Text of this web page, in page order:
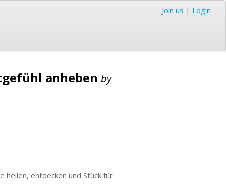
Join us | Login
anheben by
heilen, entdecken und Stück für